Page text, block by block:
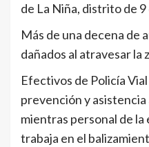
de La Niña, distrito de 9
Más de una decena de
dañados al atravesar la
Efectivos de Policía
prevención y
mientras personal de
trabaja en el